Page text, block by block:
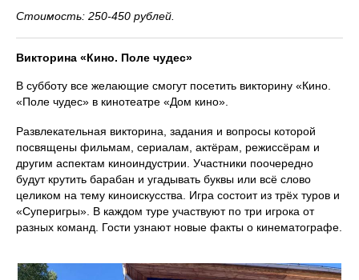
Стоимость: 250-450 рублей.
Викторина «Кино. Поле чудес»
В субботу все желающие смогут посетить викторину «Кино.
«Поле чудес» в кинотеатре «Дом кино».
Развлекательная викторина, задания и вопросы которой
посвящены фильмам, сериалам, актёрам, режиссёрам и
другим аспектам киноиндустрии. Участники поочередно
будут крутить барабан и угадывать буквы или всё слово
целиком на тему киноискусства. Игра состоит из трёх туров и
«Суперигры». В каждом туре участвуют по три игрока от
разных команд. Гости узнают новые факты о кинематографе.